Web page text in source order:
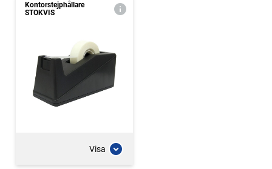
Kontorstejphållare
STOKVIS
Visa